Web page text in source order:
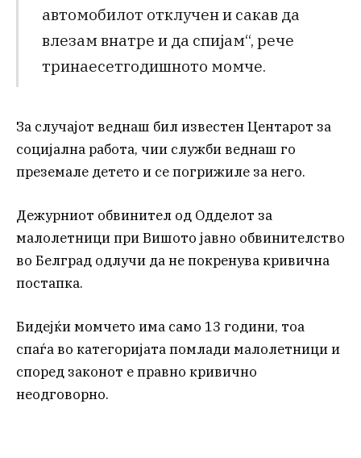
автомобилот отклучен и сакав да
влезам внатре и да спијам“, рече
тринаесетгодишното момче.
За случајот веднаш бил известен Центарот за
социјална работа, чии служби веднаш го
преземале детето и се погрижиле за него.
Дежурниот обвинител од Одделот за
малолетници при Вишото јавно обвинителство
во Белград одлучи да не покренува кривична
постапка.
Бидејќи момчето има само 13 години, тоа
спаѓа во категоријата помлади малолетници и
според законот е правно кривично
неодговорно.